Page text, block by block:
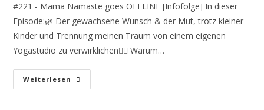
#221 - Mama Namaste goes OFFLINE [Infofolge] In dieser
Episode:🌿 Der gewachsene Wunsch & der Mut, trotz kleiner
Kinder und Trennung meinen Traum von einem eigenen
Yogastudio zu verwirklichen🧘‍♀️ Warum…
Weiterlesen